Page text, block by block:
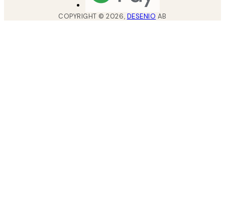
COPYRIGHT ©2026, DESENIO AB